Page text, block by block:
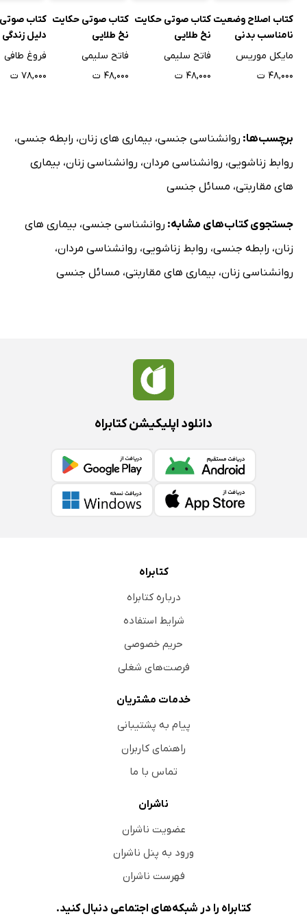
قابل قبول بودن
روان رنجور
شناخت نقاط حساس بدن زن
رابطه جنسی و شهوت
عشق بازی با همسر
معجزه عشق بازی در بهبود روابط زوجین
عشق بازی با کیفیت از چه ویژگی‌هایی برخوردار است؟
تاثیر رابطه خشک و غیر منعطف بر روی معاشقه
تحریک جنسی همسر
استفاده از مدل‌های متنوع حین رابطه جنسی
نوازش کلامی، بهترین حالت نوازش
نوازش کلامی در رابطه اجتماعی
نوازش‌های غیرکلامی
اقتصاد نوازش
نوازش روحی زوجین علت رضایت از زندگی و خوشبختی واقعی
نوازش روحی و جسمی از بایدها در زندگی مشترک
کمی احساس خرج کنید: همسرتان را در صورت داشتن ظاهر،
آرایش و پوشش متناسب، تشویق نمایید و نشان دهید که از
این امر خوشحال هستید.
کتاب اصلاح وضعیت
نامناسب بدنی
مایکل موریس
۴۸,۰۰۰ ت
کتاب صوتی حکایت
نخ طلایی
فاتح سلیمی
۴۸,۰۰۰ ت
کتاب صوتی حکایت
نخ طلایی
فاتح سلیمی
۴۸,۰۰۰ ت
کتاب
دلیل
خرم
فروغ طافی
۷۸,۰۰۰ ت
برچسب‌ها: روانشناسی جنسی، بیماری های زنان، رابطه جنسی،
روابط زناشویی، روانشناسی مردان، روانشناسی زنان، بیماری
های مقاربتی، مسائل جنسی
جستجوی کتاب‌های مشابه: روانشناسی جنسی، بیماری های
زنان، رابطه جنسی، روابط زناشویی، روانشناسی مردان،
روانشناسی زنان، بیماری های مقاربتی، مسائل جنسی
دانلود اپلیکیشن کتابراه
کتابراه
درباره کتابراه
شرایط استفاده
حریم خصوصی
فرصت‌های شغلی
خدمات مشتریان
پیام به پشتیبانی
راهنمای کاربران
تماس با ما
ناشران
عضویت ناشران
ورود به پنل ناشران
فهرست ناشران
کتابراه را در شبکه‌های اجتماعی دنبال کنید.